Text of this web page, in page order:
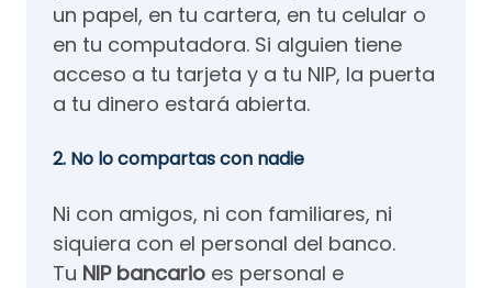
un papel, en tu cartera, en tu celular o
en tu computadora. Si alguien tiene
acceso a tu tarjeta y a tu NIP, la puerta
a tu dinero estará abierta.
2. No lo compartas con nadie
Ni con amigos, ni con familiares, ni
siquiera con el personal del banco.
Tu NIP bancario es personal e